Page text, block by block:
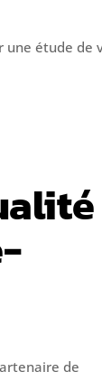
une étude
de